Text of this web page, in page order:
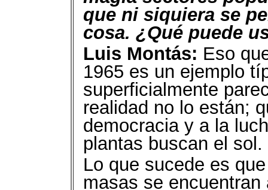
que ni siquiera se
cosa. ¿Qué puede
Luis Montás: Eso
1965 es un ejemplo
superficialmente
realidad no lo están;
democracia y a la
plantas buscan el sol.
Lo que sucede es
masas se